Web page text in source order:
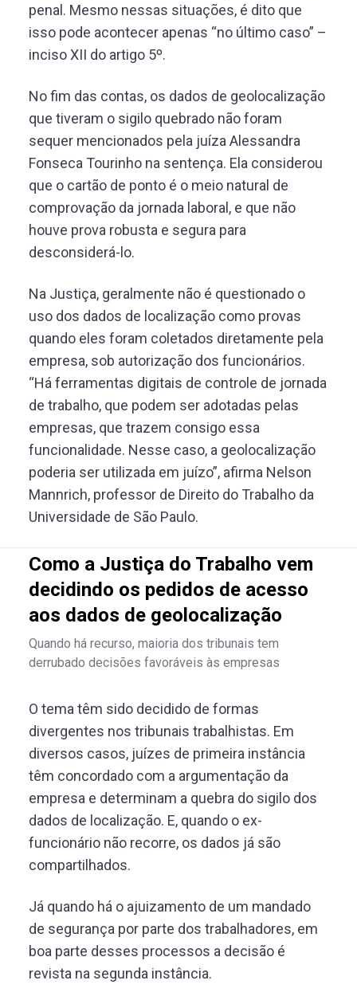
penal. Mesmo nessas situações, é dito que
isso pode acontecer apenas “no último caso” –
inciso XII do artigo 5º.
No fim das contas, os dados de geolocalização
que tiveram o sigilo quebrado não foram
sequer mencionados pela juíza Alessandra
Fonseca Tourinho na sentença. Ela considerou
que o cartão de ponto é o meio natural de
comprovação da jornada laboral, e que não
houve prova robusta e segura para
desconsiderá-lo.
Na Justiça, geralmente não é questionado o
uso dos dados de localização como provas
quando eles foram coletados diretamente pela
empresa, sob autorização dos funcionários.
“Há ferramentas digitais de controle de jornada
de trabalho, que podem ser adotadas pelas
empresas, que trazem consigo essa
funcionalidade. Nesse caso, a geolocalização
poderia ser utilizada em juízo”, afirma Nelson
Mannrich, professor de Direito do Trabalho da
Universidade de São Paulo.
Como a Justiça do Trabalho vem
decidindo os pedidos de acesso
aos dados de geolocalização
Quando há recurso, maioria dos tribunais tem
derrubado decisões favoráveis às empresas
O tema têm sido decidido de formas
divergentes nos tribunais trabalhistas. Em
diversos casos, juízes de primeira instância
têm concordado com a argumentação da
empresa e determinam a quebra do sigilo dos
dados de localização. E, quando o ex-
funcionário não recorre, os dados já são
compartilhados.
Já quando há o ajuizamento de um mandado
de segurança por parte dos trabalhadores, em
boa parte desses processos a decisão é
revista na segunda instância.